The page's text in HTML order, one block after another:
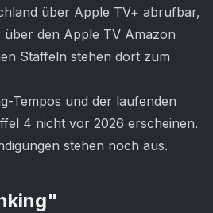
über Apple TV+ abrufbar,
über den Apple TV Amazon
Staffeln stehen dort zum
Tempos und der laufenden
4 nicht vor 2026 erscheinen.
stehen noch aus.
"